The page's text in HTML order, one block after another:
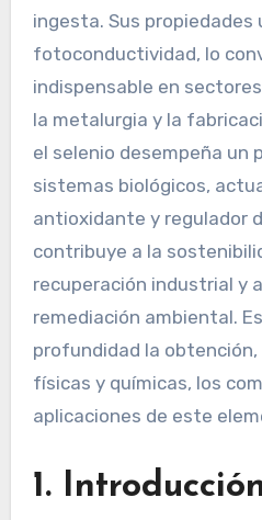
ingesta. Sus propiedades
fotoconductividad, lo
indispensable en
la metalurgia y la
el selenio desempeña un
sistemas biológicos,
antioxidante y regulador
contribuye a la
recuperación industrial y
remediación ambiental.
profundidad la obtención,
físicas y químicas, los
aplicaciones de este
1.